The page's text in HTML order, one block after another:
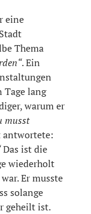
eine
Thema
. Ein
Tage lang
warum er
musst
antwortete:
Das ist die
wiederholt
Er musste
solange
geheilt ist.